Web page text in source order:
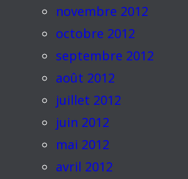
novembre 2012
octobre 2012
septembre 2012
août 2012
juillet 2012
juin 2012
mai 2012
avril 2012